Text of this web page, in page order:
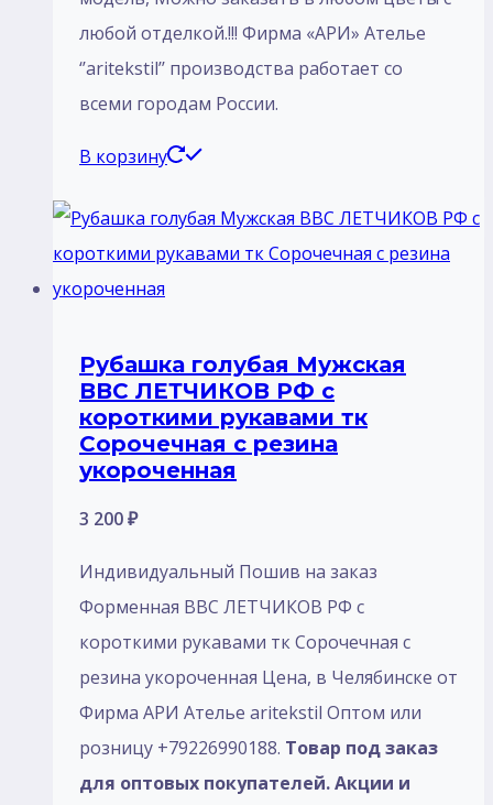
любой отделкой.!!! Фирма «АРИ» Ателье
‘’aritekstil’’ производства работает со
всеми городам России.
В корзину
Рубашка голубая Мужская
ВВС ЛЕТЧИКОВ РФ с
короткими рукавами тк
Сорочечная с резина
укороченная
3 200₽
Индивидуальный Пошив на заказ
Форменная ВВС ЛЕТЧИКОВ РФ с
короткими рукавами тк Сорочечная с
резина укороченная Цена, в Челябинске от
Фирма АРИ Ателье aritekstil Оптом или
розницу +79226990188. Товар под заказ
для оптовых покупателей. Акции и